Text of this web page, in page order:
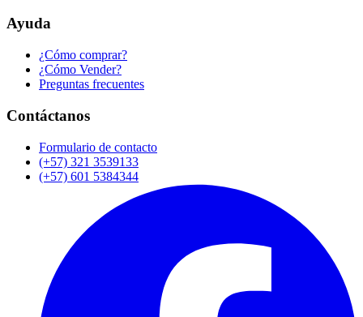
Ayuda
¿Cómo comprar?
¿Cómo Vender?
Preguntas frecuentes
Contáctanos
Formulario de contacto
(+57) 321 3539133
(+57) 601 5384344